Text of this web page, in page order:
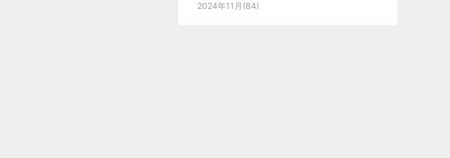
2024年11月(84)